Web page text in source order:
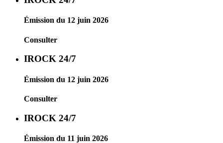
Émission du 12 juin 2026
Consulter
IROCK 24/7
Émission du 12 juin 2026
Consulter
IROCK 24/7
Émission du 11 juin 2026